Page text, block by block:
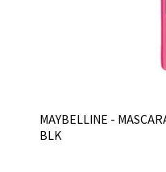
MAYBELLINE -
BLK